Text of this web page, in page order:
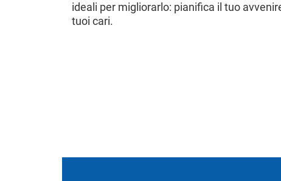
ideali per migliorarlo: pianifica il tuo
tuoi cari.